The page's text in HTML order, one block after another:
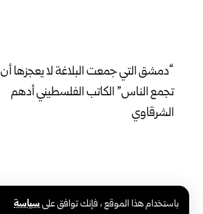
باستخدام هذا الموقع ، فإنك توافق علىسياسة
“دمشق التي جمعت البلاغة لا يعجزها أن
تجمع الناس” الكاتب الفلسطيني أدهم
الشرقاوي